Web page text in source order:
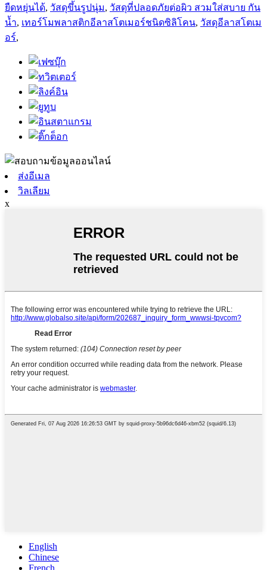
ยืดหยุ่นได้, วัสดุขึ้นรูปนุ่ม, วัสดุที่ปลอดภัยต่อผิว สวมใส่สบาย กัน
น้ำ, เทอร์โมพลาสติกอีลาสโตเมอร์ชนิดซิลิโคน, วัสดุอีลาสโตเม
อร์,
ส่งอีเมล
วิลเลียม
x
English
Chinese
French